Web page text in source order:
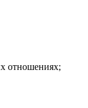
отношениях;